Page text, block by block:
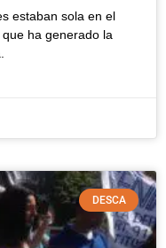
estaban sola en el
ha generado la
DESCA